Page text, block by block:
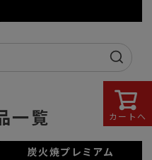
カートへ
一覧
炭火焼プレミアム